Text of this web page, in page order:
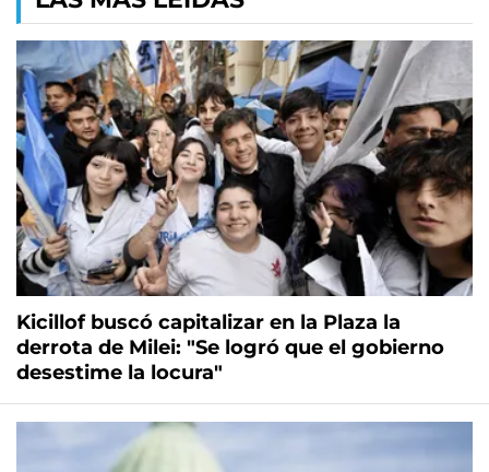
Kicillof buscó capitalizar en la Plaza la
derrota de Milei: "Se logró que el gobierno
desestime la locura"